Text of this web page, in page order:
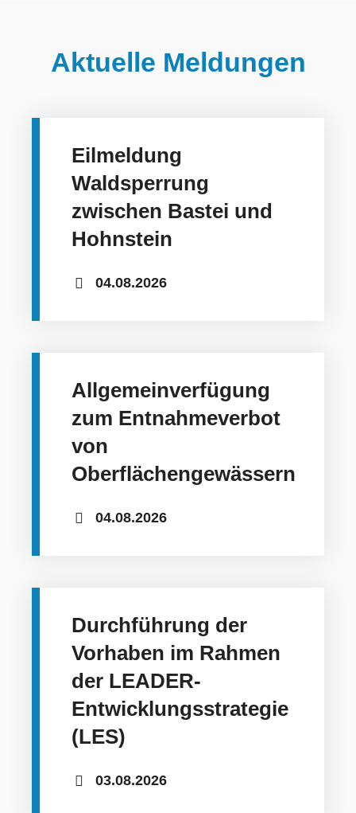
Aktuelle Meldungen
Eilmeldung
Waldsperrung
zwischen Bastei und
Hohnstein
04.08.2026
Allgemeinverfügung
zum Entnahmeverbot
von
Oberflächengewässern
04.08.2026
Durchführung der
Vorhaben im Rahmen
der LEADER-
Entwicklungsstrategie
(LES)
03.08.2026